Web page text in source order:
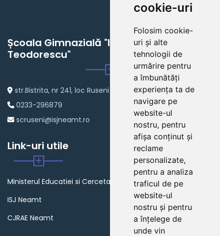
cookie-uri
Folosim cookie-
uri și alte
tehnologii de
urmărire pentru
a îmbunătăți
experiența ta de
navigare pe
website-ul
nostru, pentru
afișa conținut și
reclame
personalizate,
pentru a analiza
traficul de pe
website-ul
nostru și pentru
a înțelege de
unde vin
Școala Gimnazială "Ioan Grigore
Teodorescu"
str.Bistrita, nr 241, loc Ruseni
0233-296879
scruseni@isjneamt.ro
Link-uri utile
Ministerul Educatiei si Cercetarii
ISJ Neamt
CJRAE Neamt